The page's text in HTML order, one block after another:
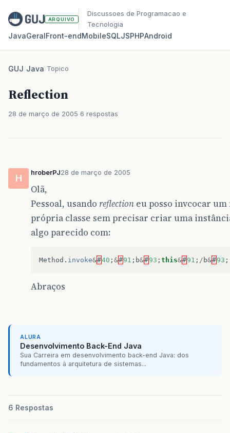
ARQUIVO
Discussoes de Programacao e
Tecnologia
JavaGeralFront‑endMobileSQLJSPHPAndroid
GUJ/Java/Topico
Reflection
28 de março de 2005 6 respostas
H
hroberPJ28 de março de 2005
Olã,
Pessoal, usando reflection eu posso invcocar um
própria classe sem precisar criar uma
algo parecido com:
Method . invoke&#40 ; &#91 ; b&#93 ; this&#91 ; / b&#93
Abraços
ALURA
Desenvolvimento Back-End Java
Sua Carreira em desenvolvimento back-end Java: dos
fundamentos à arquitetura de sistemas...
6 Respostas